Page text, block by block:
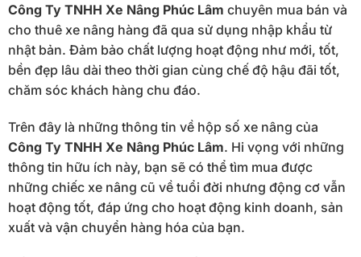
Công Ty TNHH Xe Nâng Phúc Lâm chuyên mua bán và
cho thuê xe nâng hàng đã qua sử dụng nhập khẩu từ
nhật bản. Đảm bảo chất lượng hoạt động như mới, tốt,
bền đẹp lâu dài theo thời gian cùng chế độ hậu đãi tốt,
chăm sóc khách hàng chu đáo.
Trên đây là những thông tin về hộp số xe nâng của
Công Ty TNHH Xe Nâng Phúc Lâm. Hi vọng với những
thông tin hữu ích này, bạn sẽ có thể tìm mua được
những chiếc xe nâng cũ về tuổi đời nhưng động cơ vẫn
hoạt động tốt, đáp ứng cho hoạt động kinh doanh, sản
xuất và vận chuyển hàng hóa của bạn.